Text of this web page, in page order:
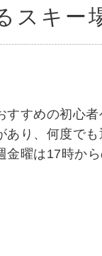
スキー
すめの初心者
り、何度でも
曜は17時から